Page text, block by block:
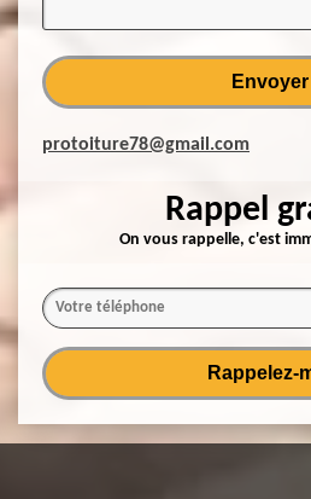
protoiture78@gmail.com
Rappel
On vous rappelle, c'est